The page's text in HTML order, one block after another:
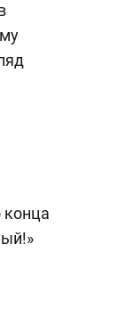
конца